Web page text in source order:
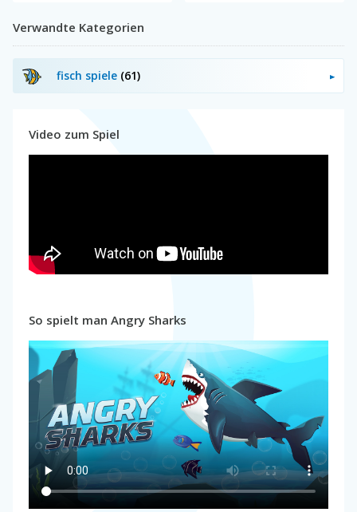
Verwandte Kategorien
fisch spiele (61)
Video zum Spiel
So spielt man Angry Sharks